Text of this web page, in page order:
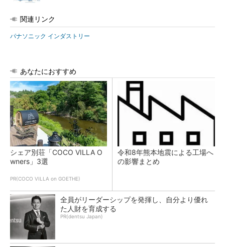
関連リンク
パナソニック インダストリー
あなたにおすすめ
シェア別荘「COCO VILLA O
wners」3選
PR(COCO VILLA on GOETHE)
令和8年熊本地震による工場へ
の影響まとめ
全員がリーダーシップを発揮し、自分より優れ
た人財を育成する
PR(dentsu Japan)